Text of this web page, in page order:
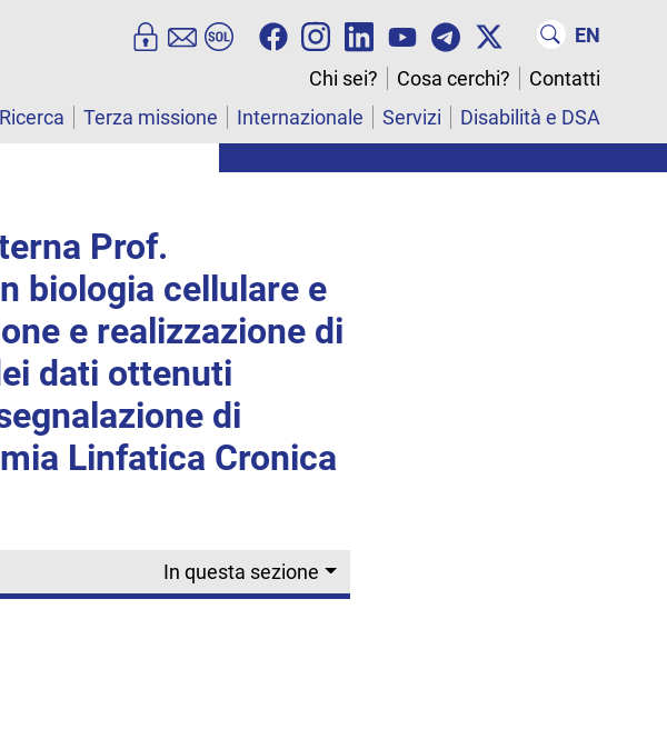
EN
Chi sei?
Cosa cerchi?
Contatti
Ricerca Terza missione Internazionale Servizi Disabilità e DSA
Prof.
biologia cellulare e
e realizzazione di
dati ottenuti
di
Linfatica Cronica
In questa sezione